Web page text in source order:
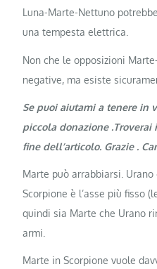
Luna-Marte-Nettuno
una tempesta elettrica.
Non che le opposizioni
negative, ma esiste
Se puoi aiutami a tenere in
piccola donazione
fine dell’articolo. Grazie .
Marte può arrabbiarsi.
Scorpione è l’asse più fisso
quindi sia Marte che Urano
armi.
Marte in Scorpione vuole